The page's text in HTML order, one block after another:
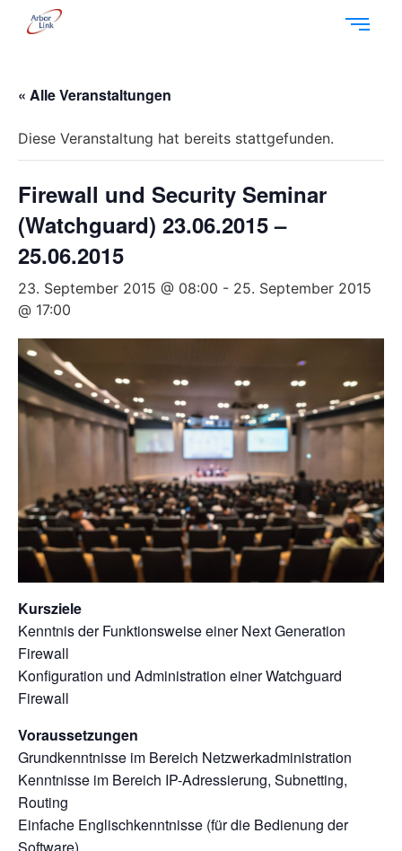
« Alle Veranstaltungen
Diese Veranstaltung hat bereits stattgefunden.
Firewall und Security Seminar
(Watchguard) 23.06.2015 –
25.06.2015
23. September 2015 @ 08:00 - 25. September 2015
@ 17:00
Kursziele
Kenntnis der Funktionsweise einer Next Generation
Firewall
Konfiguration und Administration einer Watchguard
Firewall
Voraussetzungen
Grundkenntnisse im Bereich Netzwerkadministration
Kenntnisse im Bereich IP-Adressierung, Subnetting,
Routing
Einfache Englischkenntnisse (für die Bedienung der
Software)